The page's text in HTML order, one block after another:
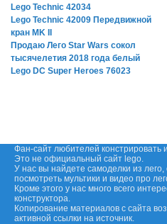
Lego Technic 42034
Lego Technic 42009 Передвижной
кран MK II
Продаю Лего Star Wars сокол
тысячелетия 2018 года белый
Lego DC Super Heroes 76023
Фан-сайт любителей констрировать
Это не официальный сайт lego.
У нас вы найдете самоделки из
посмотреть мультики и видео про
Кроме этого у нас много всего
конструктора.
Копирование материалов с сайта
активной ссылки на источник.